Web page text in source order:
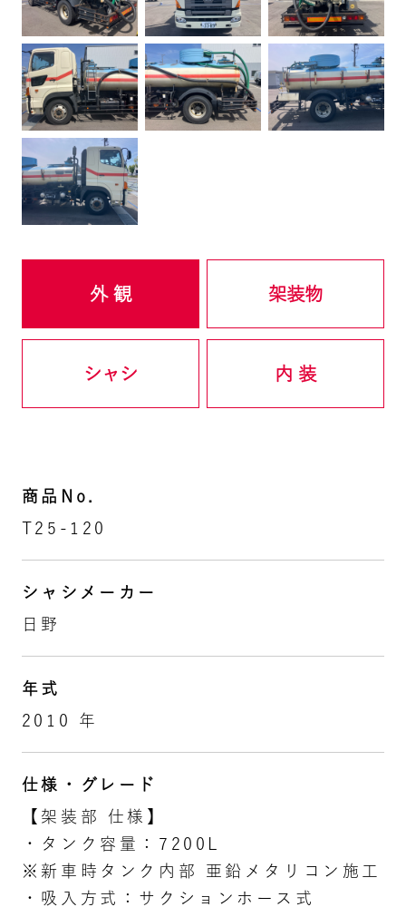
外 観 架装物
シャシ 内 装
商品No.
T25-120
シャシメーカー
日野
年式
2010 年
仕様・グレード
【架装部 仕様】
・タンク容量：7200L
※新車時タンク内部 亜鉛メタリコン施工
・吸入方式：サクションホース式